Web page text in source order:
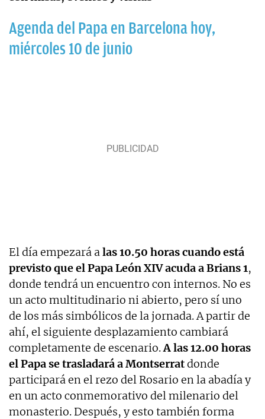
Agenda del Papa en Barcelona hoy,
miércoles 10 de junio
El día empezará alas 10.50 horas cuando está
previsto que el Papa León XIV acuda a Brians 1,
donde tendrá un encuentro con internos. No es
un acto multitudinario ni abierto, pero sí uno
de los más simbólicos de la jornada. A partir de
ahí, el siguiente desplazamiento cambiará
completamente de escenario.A las 12.00 horas
el Papa se trasladará a Montserratdonde
participará en el rezo del Rosario en la abadía y
en un acto conmemorativo del milenario del
monasterio. Después, y esto también forma